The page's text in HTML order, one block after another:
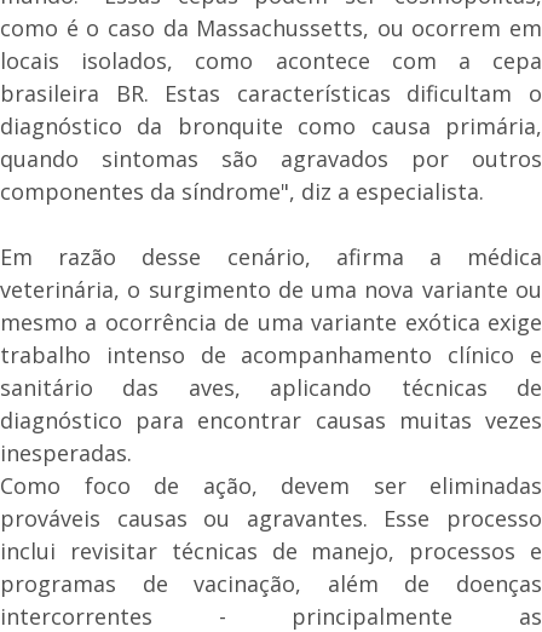
como é o caso da Massachussetts, ou ocorrem em
locais isolados, como acontece com a cepa
brasileira BR. Estas características dificultam o
diagnóstico da bronquite como causa primária,
quando sintomas são agravados por outros
componentes da síndrome", diz a especialista.
Em razão desse cenário, afirma a médica
veterinária, o surgimento de uma nova variante ou
mesmo a ocorrência de uma variante exótica exige
trabalho intenso de acompanhamento clínico e
sanitário das aves, aplicando técnicas de
diagnóstico para encontrar causas muitas vezes
inesperadas.
Como foco de ação, devem ser eliminadas
prováveis causas ou agravantes. Esse processo
inclui revisitar técnicas de manejo, processos e
programas de vacinação, além de doenças
intercorrentes - principalmente as